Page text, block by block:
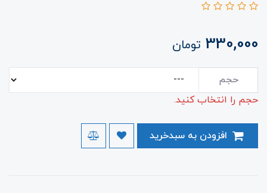
330,000 تومان
حجم
حجم را انتخاب کنید.